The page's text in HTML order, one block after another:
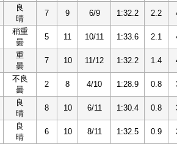
良
晴
7 9 6/9 1:32.2 2.2
稍重
曇
5 11 10/11 1:33.6 2.1
重
曇
7 10 11/12 1:32.2 1.4
不良
曇
2 8 4/10 1:28.9 0.8
良
晴
8 10 6/11 1:30.4 0.8
良
晴
6 10 8/11 1:32.5 0.9